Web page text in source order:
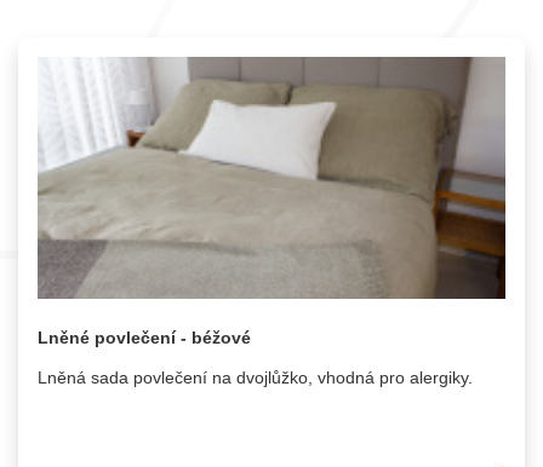
Lněné povlečení - béžové
Lněná sada povlečení na dvojlůžko, vhodná pro alergiky.